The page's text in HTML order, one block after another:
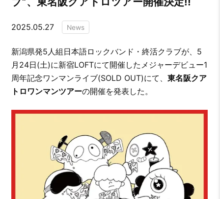
2025.05.27 News
新潟県発5人組日本語ロックバンド・終活クラブが、5
月24日(土)に新宿LOFTにて開催したメジャーデビュー1
周年記念ワンマンライブ(SOLD OUT)にて、 東名阪クア
トロワンマンツアーの開催を発表した。